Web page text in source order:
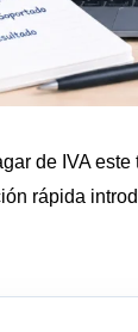
de IVA
rápida